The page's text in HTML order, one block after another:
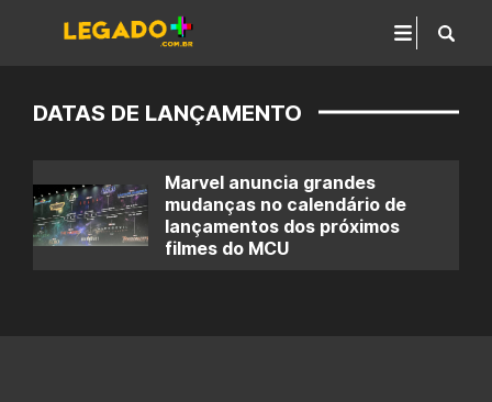
DATAS DE LANÇAMENTO
Marvel anuncia grandes
mudanças no calendário de
lançamentos dos próximos
filmes do MCU